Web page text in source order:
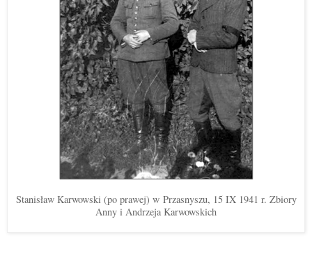
Stanisław Karwowski (po prawej) w Przasnyszu, 15 IX 1941 r. Zbiory
Anny i Andrzeja Karwowskich